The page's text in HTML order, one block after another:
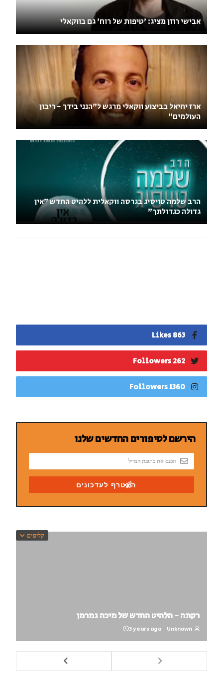
אבישי רוזן מציג: 'טיפות של רוח' גם בווקאלי
ארז יחיאל בביצוע ווקאלי מרגש ל"הנני בידך - ריבון
העולמים"
הרב שלמה טויסיג בגרסה ווקאלית ללהיט החדש "אין
גדולה כגדולתך"
863 Likes
262 Followers
1360 Followers
קליפים
רקתה - הלהיט החדש של מיכה גמרמן
Unknown
3 years ago